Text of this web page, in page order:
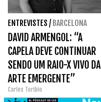
ENTREVISTES / BARCELONA
DAVID ARMENGOL: “A
CAPELA DEVE CONTINUAR
SENDO UM RAIO-X VIVO DA
ARTE EMERGENTE”
Carles Toribio